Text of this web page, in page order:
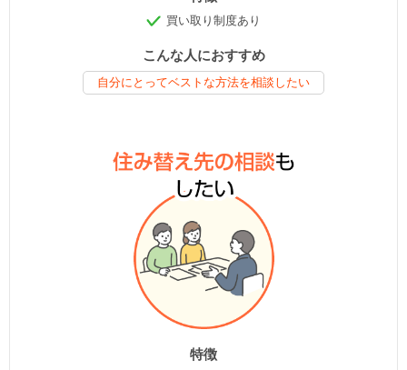
買い取り制度あり
こんな人におすすめ
自分にとってベストな方法を相談したい
特徴